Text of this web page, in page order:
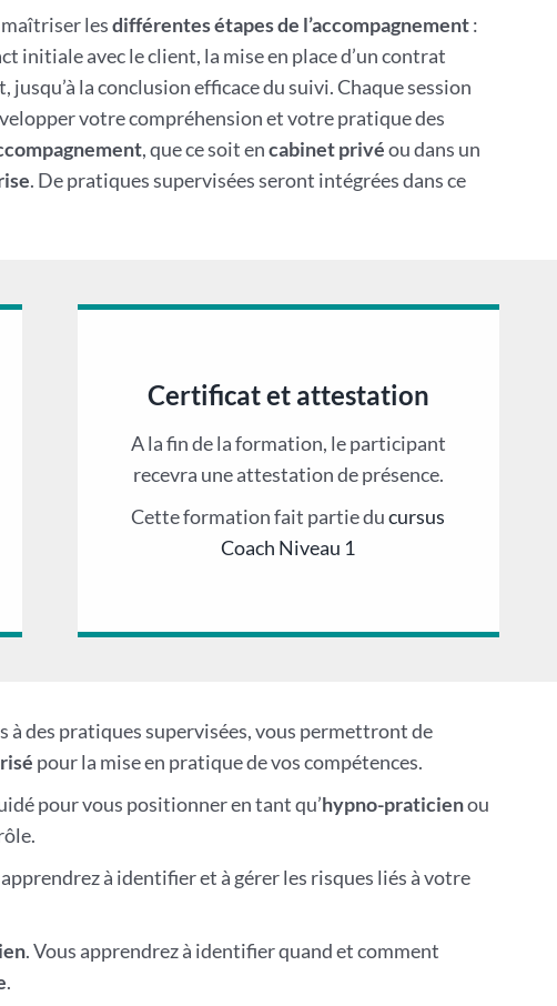
lesdifférentes étapes de l’accompagnement:
initiale avec le client, la mise en place d’un contrat
jusqu’à la conclusion efficace du suivi. Chaque session
votre compréhension et votre pratique des
, que ce soit encabinet privéou dans un
. De pratiques supervisées seront intégrées dans ce
Certificat et attestation
A la fin de la formation, le participant
recevra une attestation de présence.
Cette formation fait partie ducursus
Coach Niveau 1
à des pratiques supervisées, vous permettront de
pour la mise en pratique de vos compétences.
pour vous positionner en tant qu’hypno-praticienou
apprendrez à identifier et à gérer les risques liés à votre
. Vous apprendrez à identifier quand et comment
.